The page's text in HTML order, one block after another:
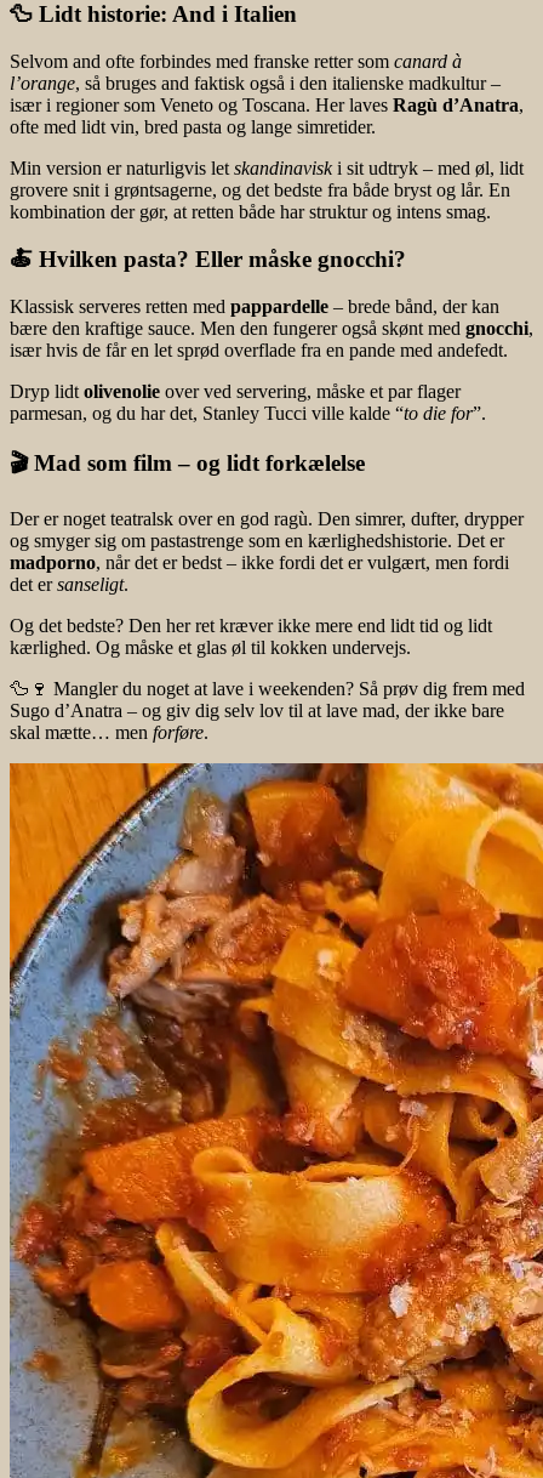
🦆 Lidt historie: And i Italien
Selvom and ofte forbindes med franske retter som canard à
l’orange, så bruges and faktisk også i den italienske madkultur –
især i regioner som Veneto og Toscana. Her laves Ragù d’Anatra,
ofte med lidt vin, bred pasta og lange simretider.
Min version er naturligvis let skandinaviski sit udtryk – med øl, lidt
grovere snit i grøntsagerne, og det bedste fra både bryst og lår. En
kombination der gør, at retten både har struktur og intens smag.
🍝 Hvilken pasta? Eller måske gnocchi?
Klassisk serveres retten med pappardelle – brede bånd, der kan
bære den kraftige sauce. Men den fungerer også skønt med gnocchi,
især hvis de får en let sprød overflade fra en pande med andefedt.
Dryp lidt olivenolie over ved servering, måske et par flager
parmesan, og du har det, Stanley Tucci ville kalde “to die for”.
🎬 Mad som film – og lidt forkælelse
Der er noget teatralsk over en god ragù. Den simrer, dufter, drypper
og smyger sig om pastastrenge som en kærlighedshistorie. Det er
madporno, når det er bedst – ikke fordi det er vulgært, men fordi
det ersanseligt.
Og det bedste? Den her ret kræver ikke mere end lidt tid og lidt
kærlighed. Og måske et glas øl til kokken undervejs.
🦆🍷 Mangler du noget at lave i weekenden? Så prøv dig frem med
Sugo d’Anatra – og giv dig selv lov til at lave mad, der ikke bare
skal mætte… men forføre.